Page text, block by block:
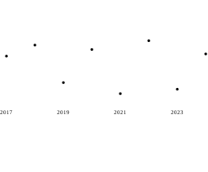
2017 2019 2021 2023